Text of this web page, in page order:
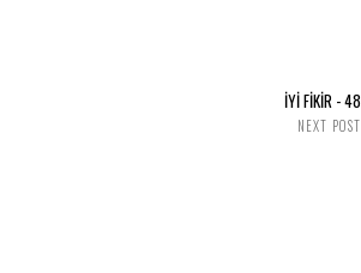
İYİ FİKİR - 48
NEXT POST